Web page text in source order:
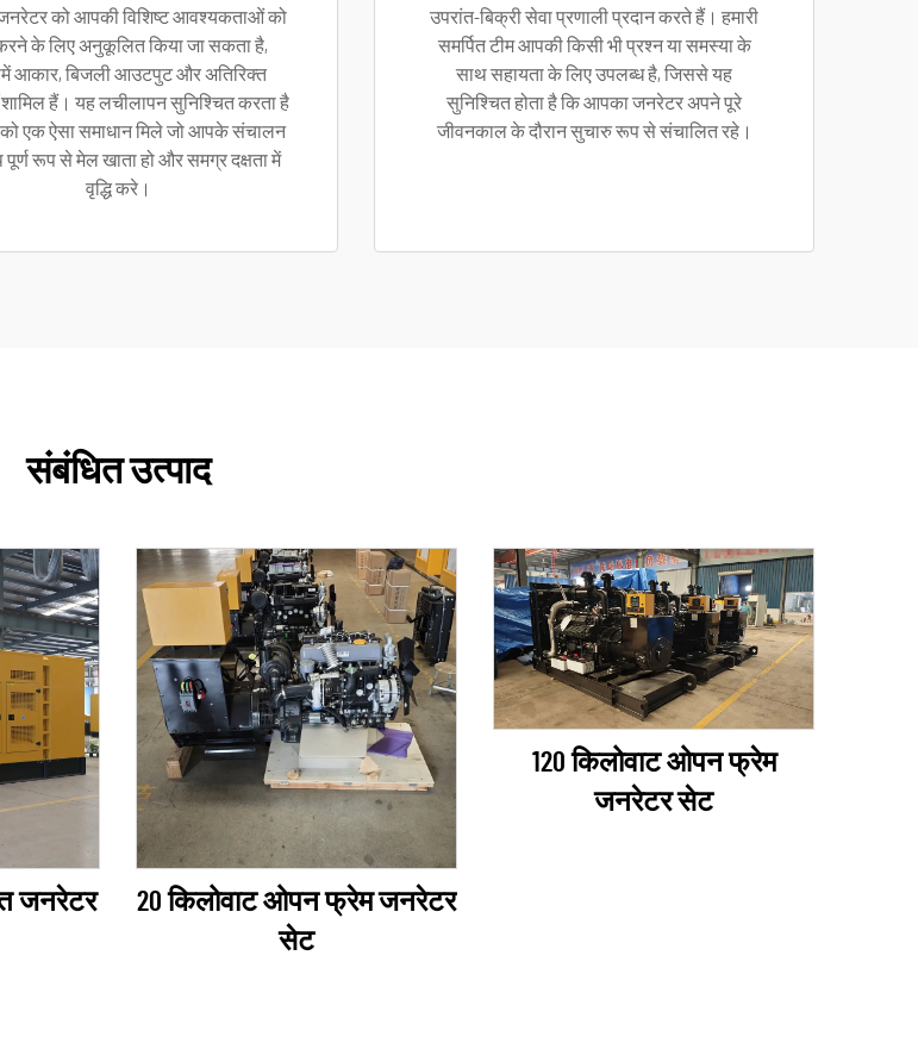
को आपकी विशिष्ट आवश्यकताओं को
के लिए अनुकूलित किया जा सकता है,
आकार, बिजली आउटपुट और अतिरिक्त
शामिल हैं। यह लचीलापन सुनिश्चित करता है
एक ऐसा समाधान मिले जो आपके संचालन
रूप से मेल खाता हो और समग्र दक्षता में
वृद्धि करे।
उपरांत-बिक्री सेवा प्रणाली प्रदान करते हैं। हमारी
समर्पित टीम आपकी किसी भी प्रश्न या समस्या के
साथ सहायता के लिए उपलब्ध है, जिससे यह
सुनिश्चित होता है कि आपका जनरेटर अपने पूरे
जीवनकाल के दौरान सुचारु रूप से संचालित रहे।
संबंधित उत्पाद
जनरेटर
20 किलोवाट ओपन फ्रेम जनरेटर
सेट
120 किलोवाट ओपन फ्रेम
जनरेटर सेट